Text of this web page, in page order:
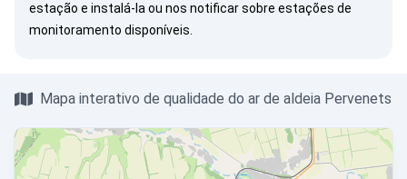
estação e instalá-la ou nos notificarsobre estações de
monitoramento disponíveis.
Mapa interativo de qualidade do ar de aldeia Pervenets